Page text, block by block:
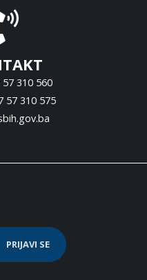
310 560
57 310 575
PRIJAVI SE